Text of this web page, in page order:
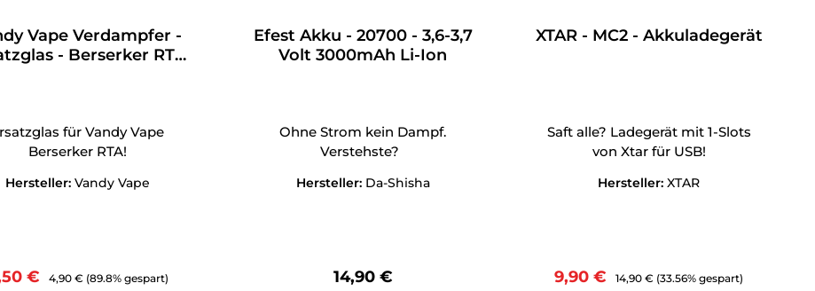
Vape Verdampfer -
- Berserker RTA
für Vandy Vape
Berserker RTA!
Hersteller: Vandy Vape
€ Regulärer Preis:
4,90 € (89.8% gespart)
Anzahl: Gib den gewünschten Wert ein oder benutze die Schaltflächen um die Anzahl zu erhöhen oder zu reduzieren.
Efest Akku - 20700 - 3,6-3,7
Volt 3000mAh Li-Ion
Ohne Strom kein Dampf.
Verstehste?
Hersteller: Da-Shisha
Regulärer Preis:
14,90 €
Produkt Anzahl: Gib den gewünschten Wert ein oder benutze die Schaltflächen um
XTAR - MC2 - Akkuladegerät
Saft alle? Ladegerät mit 1-Slots
von Xtar für USB!
Hersteller:XTAR
Verkaufspreis:
9,90 € Regulärer Preis:
14,90 € (33.56% gespart)
Produkt Anzahl: Gib den gewünschten